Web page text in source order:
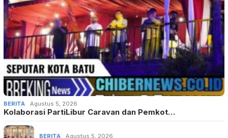
BERITA Agustus 5, 2026
Kolaborasi PartiLibur Caravan dan Pemkot…
BERITA Agustus 5, 2026